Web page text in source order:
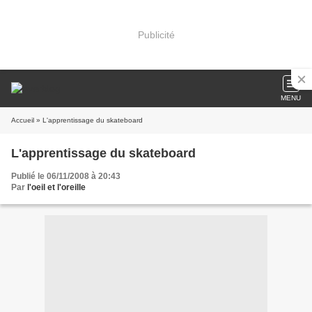
Publicité
MENU
Accueil » L'apprentissage du skateboard
L'apprentissage du skateboard
Publié le 06/11/2008 à 20:43
Par l'oeil et l'oreille